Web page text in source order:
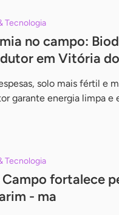
Tecnologia
no campo:
em Vitória
solo mais fértil e
garante energia limpa e
Tecnologia
Campo fortalece
- ma